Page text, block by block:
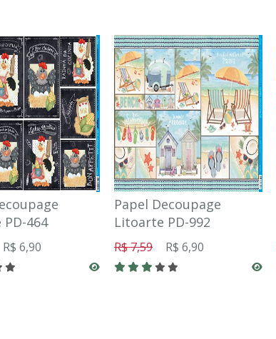
464
R$ 6,90
Papel Decoupage
Litoarte PD-992
R$ 7,59 R$ 6,90